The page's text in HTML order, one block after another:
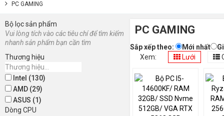
PC GAMING
Bộ lọc sản phẩm
Vui lòng tích vào các tiêu chí để tìm kiếm
nhanh sản phẩm bạn cần tìm
Thương hiệu
Intel (130)
AMD (29)
ASUS (1)
Dòng CPU
PC GAMING
Sắp xếp theo: Mới nhất
Xem:
Lưới